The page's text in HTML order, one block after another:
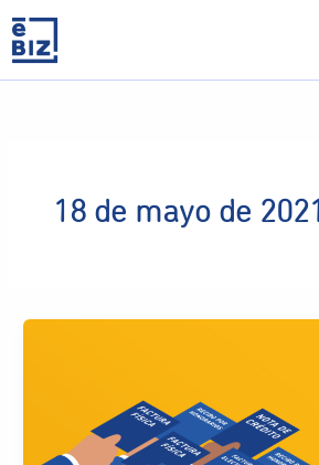
content
18 de mayo de 2021